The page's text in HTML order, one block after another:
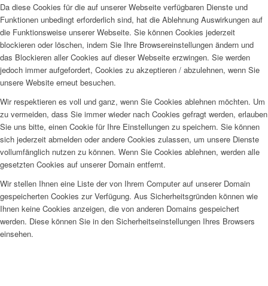
Da diese Cookies für die auf unserer Webseite verfügbaren Dienste und
Funktionen unbedingt erforderlich sind, hat die Ablehnung Auswirkungen auf
die Funktionsweise unserer Webseite. Sie können Cookies jederzeit
blockieren oder löschen, indem Sie Ihre Browsereinstellungen ändern und
das Blockieren aller Cookies auf dieser Webseite erzwingen. Sie werden
jedoch immer aufgefordert, Cookies zu akzeptieren / abzulehnen, wenn Sie
unsere Website erneut besuchen.
Wir respektieren es voll und ganz, wenn Sie Cookies ablehnen möchten. Um
zu vermeiden, dass Sie immer wieder nach Cookies gefragt werden, erlauben
Sie uns bitte, einen Cookie für Ihre Einstellungen zu speichern. Sie können
sich jederzeit abmelden oder andere Cookies zulassen, um unsere Dienste
vollumfänglich nutzen zu können. Wenn Sie Cookies ablehnen, werden alle
gesetzten Cookies auf unserer Domain entfernt.
Wir stellen Ihnen eine Liste der von Ihrem Computer auf unserer Domain
gespeicherten Cookies zur Verfügung. Aus Sicherheitsgründen können wie
Ihnen keine Cookies anzeigen, die von anderen Domains gespeichert
werden. Diese können Sie in den Sicherheitseinstellungen Ihres Browsers
einsehen.